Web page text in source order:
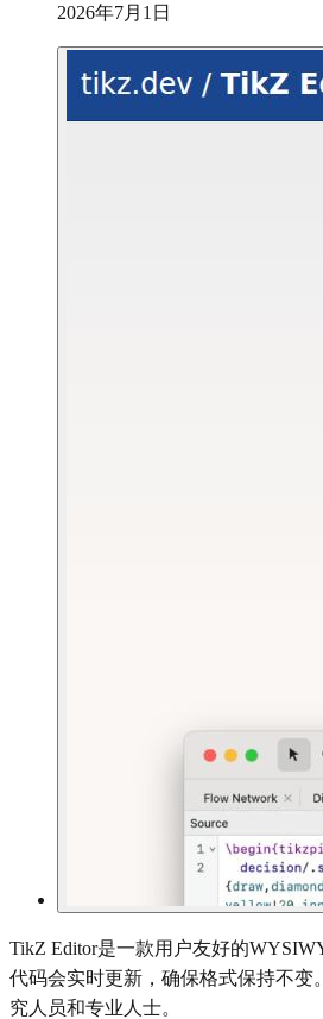
2026年7月1日
TikZ Editor是一款用户友好的
代码会实时更新，确保格式保持不
究人员和专业人士。